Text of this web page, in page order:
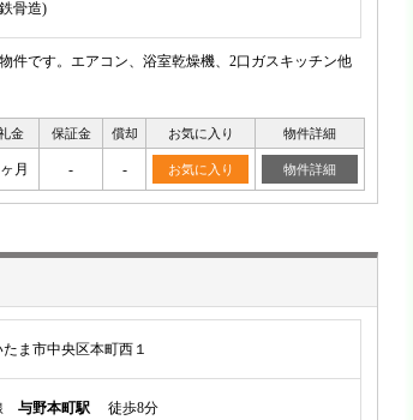
骨造)
件です。エアコン、浴室乾燥機、2口ガスキッチン他
金 保証金 償却 お気に入り 物件詳細
月 - - お気に入り 物件詳細
ま市中央区本町西１
与野本町駅 徒歩8分